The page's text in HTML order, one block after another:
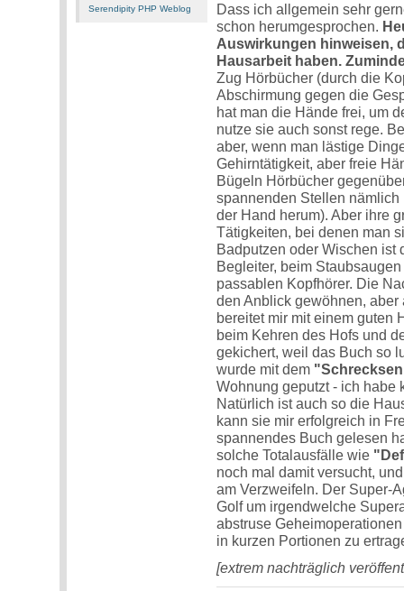
Serendipity PHP Weblog
Dass ich allgemein sehr
schon herumgesprochen.
Auswirkungen hinweisen,
Hausarbeit haben.
Zug Hörbücher (durch die
Abschirmung gegen die
hat man die Hände frei, um
nutze sie auch sonst rege.
aber, wenn man lästige
Gehirntätigkeit, aber freie
Bügeln Hörbücher
spannenden Stellen
der Hand herum). Aber ihre
Tätigkeiten, bei denen man
Badputzen oder Wischen ist
Begleiter, beim
passablen Kopfhörer. Die
den Anblick gewöhnen,
bereitet mir mit einem guten
beim Kehren des Hofs und
gekichert, weil das Buch so
wurde mit dem
Wohnung geputzt - ich habe
Natürlich ist auch so die
kann sie mir erfolgreich in
spannendes Buch gelesen
solche Totalausfälle wie
noch mal damit versucht,
am Verzweifeln. Der Super-
Golf um irgendwelche
abstruse
in kurzen Portionen zu
[extrem nachträglich